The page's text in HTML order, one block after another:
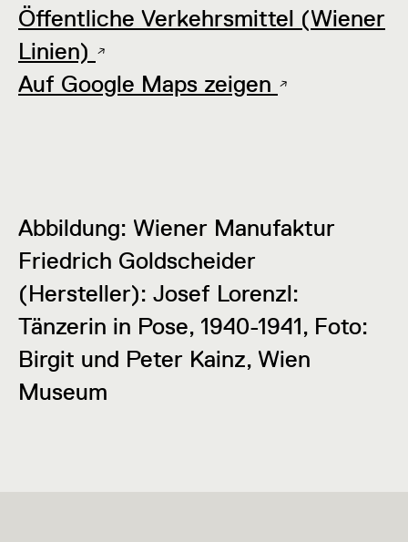
Öffentliche Verkehrsmittel (Wiener
Linien)
Auf Google Maps zeigen
Abbildung: Wiener Manufaktur
Friedrich Goldscheider
(Hersteller): Josef Lorenzl:
Tänzerin in Pose, 1940-1941, Foto:
Birgit und Peter Kainz, Wien
Museum